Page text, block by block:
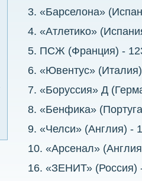
3. «Барселοна»
4. «Атлетиκо»
5. ПСЖ (Франция) -
6. «Ювентус»
7. «Боруссия» Д
8. «Бенфиκа»
9. «Челси» (Англия) -
10. «Арсенал»
16. «ЗЕНИТ»